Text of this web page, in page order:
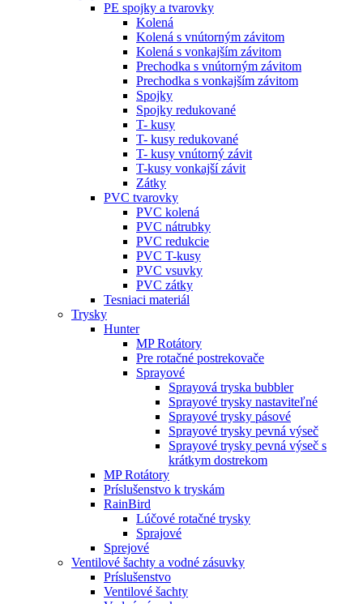
PE spojky a tvarovky
Kolená
Kolená s vnútorným závitom
Kolená s vonkajším závitom
Prechodka s vnútorným závitom
Prechodka s vonkajším závitom
Spojky
Spojky redukované
T- kusy
T- kusy redukované
T- kusy vnútorný závit
T-kusy vonkajší závit
Zátky
PVC tvarovky
PVC kolená
PVC nátrubky
PVC redukcie
PVC T-kusy
PVC vsuvky
PVC zátky
Tesniaci materiál
Trysky
Hunter
MP Rotátory
Pre rotačné postrekovače
Sprayové
Sprayová tryska bubbler
Sprayové trysky nastaviteľné
Sprayové trysky pásové
Sprayové trysky pevná výseč
Sprayové trysky pevná výseč s
krátkym dostrekom
MP Rotátory
Príslušenstvo k tryskám
RainBird
Lúčové rotačné trysky
Sprajové
Sprejové
Ventilové šachty a vodné zásuvky
Príslušenstvo
Ventilové šachty